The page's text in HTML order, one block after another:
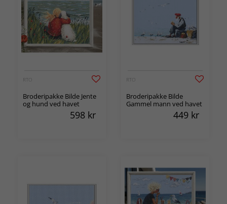
RTO
Broderipakke Bilde Jente
og hund ved havet
598 kr
RTO
Broderipakke Bilde
Gammel mann ved havet
449 kr